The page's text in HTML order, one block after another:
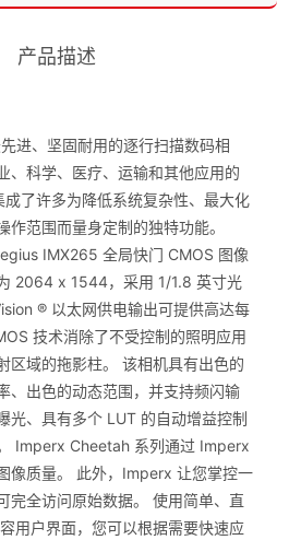
产品描述
进、坚固耐用的逐行扫描数码相
、科学、医疗、运输和其他应用的
了许多为降低系统复杂性、最大化
作范围而量身定制的独特功能。
IMX265 全局快门 CMOS 图像
2064 x 1544，采用 1/1.8 英寸光
® 以太网供电输出可提供高达每
技术消除了不受控制的照明应用
区域的拖影柱。 该相机具有出色的
、出色的动态范围，并支持频闪输
光、具有多个 LUT 的自动增益控制
Imperx Cheetah 系列通过 Imperx
像质量。 此外，Imperx 让您掌控一
完全访问原始数据。 使用简单、直
用户界面，您可以根据需要快速应